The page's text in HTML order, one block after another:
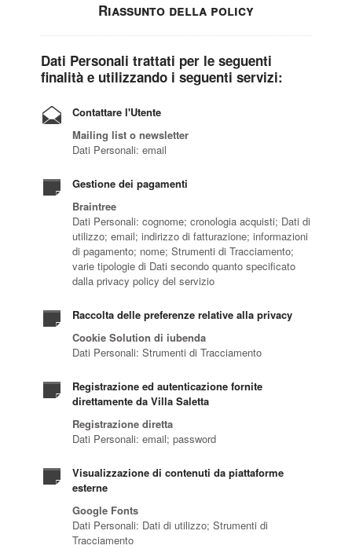
Riassunto della policy
Dati Personali trattati per le seguenti
finalità e utilizzando i seguenti servizi:
Contattare l'Utente
Mailing list o newsletter
Dati Personali: email
Gestione dei pagamenti
Braintree
Dati Personali: cognome; cronologia acquisti; Dati di
utilizzo; email; indirizzo di fatturazione; informazioni
di pagamento; nome; Strumenti di Tracciamento;
varie tipologie di Dati secondo quanto specificato
dalla privacy policy del servizio
Raccolta delle preferenze relative alla privacy
Cookie Solution di iubenda
Dati Personali: Strumenti di Tracciamento
Registrazione ed autenticazione fornite
direttamente da Villa Saletta
Registrazione diretta
Dati Personali: email; password
Visualizzazione di contenuti da piattaforme
esterne
Google Fonts
Dati Personali: Dati di utilizzo; Strumenti di
Tracciamento